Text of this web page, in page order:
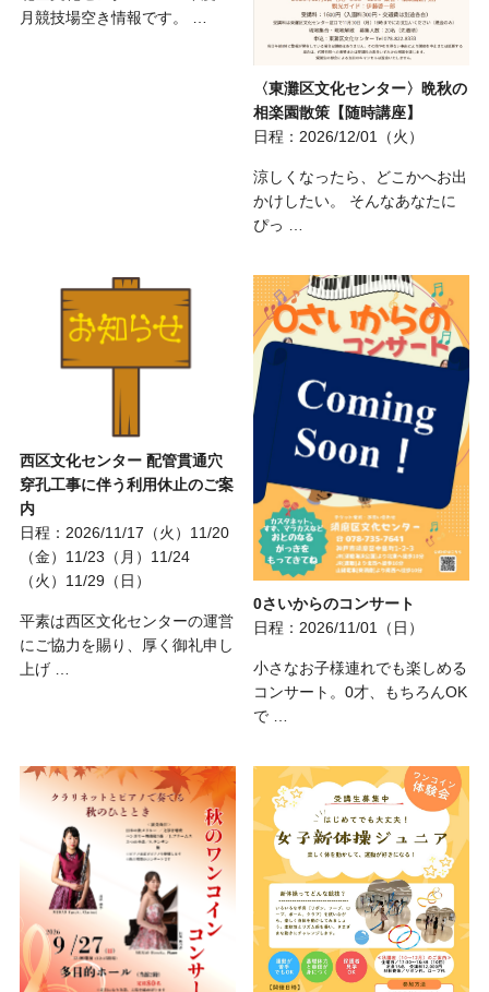
月競技場空き情報です。 …
〈東灘区文化センター〉晩秋の
相楽園散策【随時講座】
日程：2026/12/01（火）
涼しくなったら、どこかへお出
かけしたい。 そんなあなたに
ぴっ …
西区文化センター 配管貫通穴
穿孔工事に伴う利用休止のご案
内
日程：2026/11/17（火）11/20
（金）11/23（月）11/24
（火）11/29（日）
平素は西区文化センターの運営
にご協力を賜り、厚く御礼申し
上げ …
0さいからのコンサート
日程：2026/11/01（日）
小さなお子様連れでも楽しめる
コンサート。0才、もちろんOK
で …